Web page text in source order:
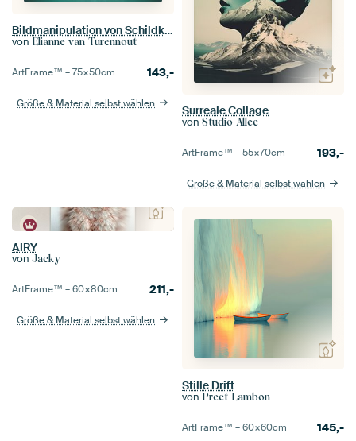
Bildmanipulation von Schildkröte mit Insel - Fantasy Art inspiriert von balinesischer Mythologie
von Elianne van Turennout
ArtFrame™ –75×50cm 143,-
Größe & Material selbst wählen
Surreale Collage
von Studio Allee
ArtFrame™ –55×70cm 193,-
Größe & Material selbst wählen
AIRY
von Jacky
ArtFrame™ –60×80cm 211,-
Größe & Material selbst wählen
Stille Drift
von Preet Lambon
ArtFrame™ –60×60cm 145,-